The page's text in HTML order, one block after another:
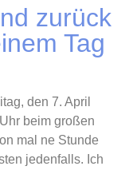
zurück
Tag
den 7. April
beim großen
mal ne Stunde
jedenfalls. Ich